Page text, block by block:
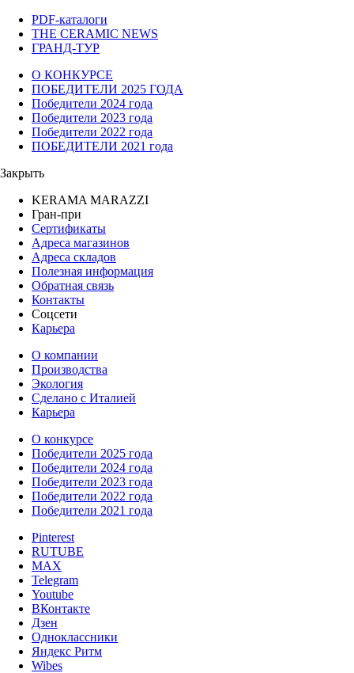
PDF-каталоги
THE CERAMIC NEWS
ГРАНД-ТУР
О КОНКУРСЕ
ПОБЕДИТЕЛИ 2025 ГОДА
Победители 2024 года
Победители 2023 года
Победители 2022 года
ПОБЕДИТЕЛИ 2021 года
Закрыть
KERAMA MARAZZI
Гран-при
Сертификаты
Адреса магазинов
Адреса складов
Полезная информация
Обратная связь
Контакты
Соцсети
Карьера
О компании
Производства
Экология
Сделано с Италией
Карьера
О конкурсе
Победители 2025 года
Победители 2024 года
Победители 2023 года
Победители 2022 года
Победители 2021 года
Pinterest
RUTUBE
MAX
Telegram
Youtube
ВКонтакте
Дзен
Одноклассники
Яндекс Ритм
Wibes